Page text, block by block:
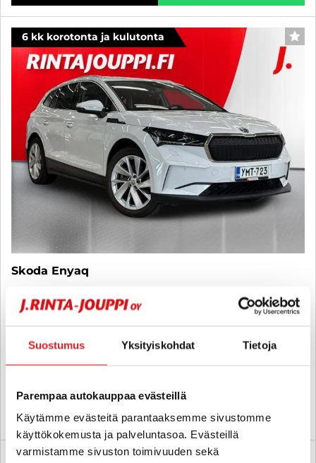
Suostumus Yksityiskohdat Tietoja
Parempaa autokauppaa evästeillä
Käytämme evästeitä parantaaksemme sivustomme
käyttökokemusta ja palveluntasoa. Evästeillä
varmistamme sivuston toimivuuden sekä
6 kk korotonta ja kulutonta
Skoda Enyaq
Panorama, ILP, Koukku, P.Kamera, Navi, KESSY - J. autoturva
30 890 €
KATSO TIEDOT WHATSAPP